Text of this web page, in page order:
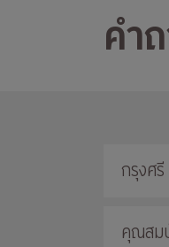
คำ
กรุงศ
คุณสม